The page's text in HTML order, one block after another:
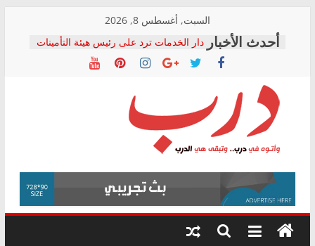
content
السبت, أغسطس 8, 2026
دار الخدمات ترد على رئيس هيئة التأمينات
بعد مؤتمره الصحفي: إنكار الأزمة لا ينهي
معاناة أصحاب المعاشات.. ونطالب بكشف
فرحات سليمان يكتب: القطاع الصحي إلى
أين؟
حزب التحالف الشعبي يطلق لجنة “الحق
في الصحة” بالإسكندرية لرصد الانتهاكات
ودعم المرضى
الوزاري لمدينة الصحفيين.. وانتهاء أعمال
إنشاء المبنى الإداري
المجلس القومي لحقوق الإنسان يعلن
متابعة قضية الدكتور محمد زهران.. ويؤكد:
قرينة البراءة وضمانات المحاكمة العادلة
درب
وأتوه
درب..
وتبقى
هي